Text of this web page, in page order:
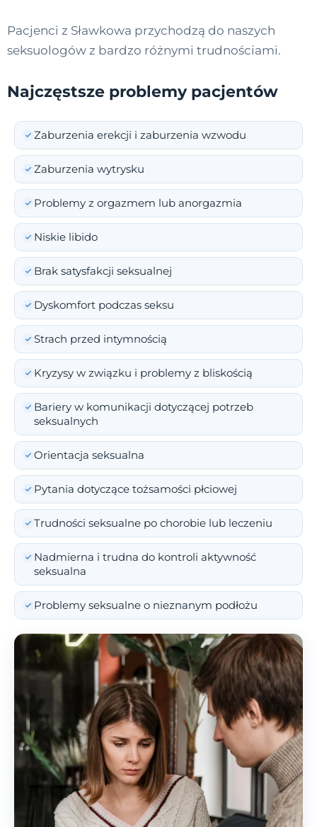
Pacjenci z Sławkowa przychodzą do naszych
seksuologów z bardzo różnymi trudnościami.
Najczęstsze problemy pacjentów
Zaburzenia erekcji i zaburzenia wzwodu
Zaburzenia wytrysku
Problemy z orgazmem lub anorgazmia
Niskie libido
Brak satysfakcji seksualnej
Dyskomfort podczas seksu
Strach przed intymnością
Kryzysy w związku i problemy z bliskością
Bariery w komunikacji dotyczącej potrzeb
seksualnych
Orientacja seksualna
Pytania dotyczące tożsamości płciowej
Trudności seksualne po chorobie lub leczeniu
Nadmierna i trudna do kontroli aktywność
seksualna
Problemy seksualne o nieznanym podłożu